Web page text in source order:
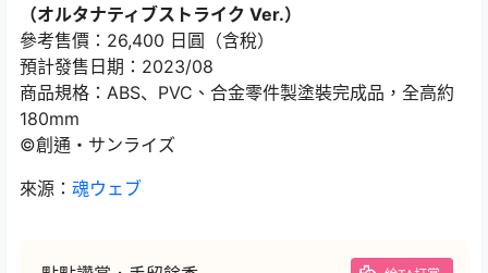
（オルタナティブストライク Ver.）
參考售價：26,400 日圓（含稅）
預計發售日期：2023/08
商品規格：ABS、PVC、合金零件製塗裝完成品，全高約
180mm
©創通・サンライズ
來源： 魂ウェブ